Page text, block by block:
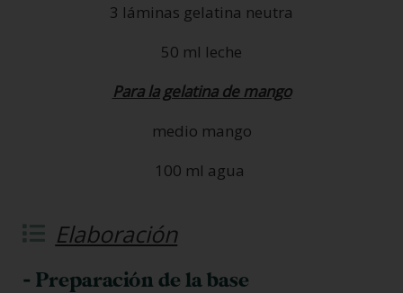
3 láminas gelatina neutra
50 ml leche
Para la gelatina de mango
medio mango
100 ml agua
Elaboración
- Preparación de la base